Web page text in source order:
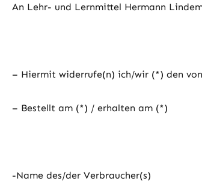
An Lehr- und Lernmittel Hermann
– Hiermit widerrufe(n) ich/wir (*) den
– Bestellt am (*) / erhalten am (*)
-Name des/der Verbraucher(s)